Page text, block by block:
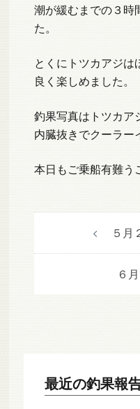
潮が緩むまでの３時
た。
とくにトツカアジは
良く楽しめました。
釣果写真はトツカア
内臓抜きでクーラー
本日もご乗船有難う
ナ
ン
５月
６
最近の釣果報